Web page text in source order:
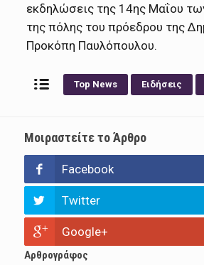
εκδηλώσεις της 14ης Μαΐου
της πόλης του πρόεδρου της
Προκόπη Παυλόπουλου.
Top News Ειδήσεις
Μοιραστείτε το Άρθρο
Facebook
Twitter
Google+
Αρθρογράφος